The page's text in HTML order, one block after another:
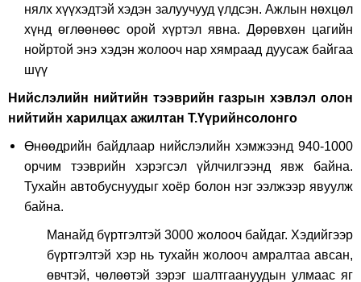
нялх хүүхэдтэй хэдэн залуучууд үлдсэн. Ажлын нөхцөл
хүнд өглөөнөөс орой хүртэл явна. Дөрөвхөн цагийн
нойртой энэ хэдэн жолооч нар хямраад дуусаж байгаа
шүү
Нийслэлийн нийтийн тээврийн газрын хэвлэл олон
нийтийн харилцах ажилтан Т.Үүрийнсолонго
Өнөөдрийн байдлаар нийслэлийн хэмжээнд 940-1000
орчим тээврийн хэрэгсэл үйлчилгээнд явж байна.
Тухайн автобуснуудыг хоёр болон нэг ээлжээр явуулж
байна.
Манайд бүртгэлтэй 3000 жолооч байдаг. Хэдийгээр
бүртгэлтэй хэр нь тухайн жолооч амралтаа авсан,
өвчтэй, чөлөөтэй зэрэг шалтгаануудын улмаас яг